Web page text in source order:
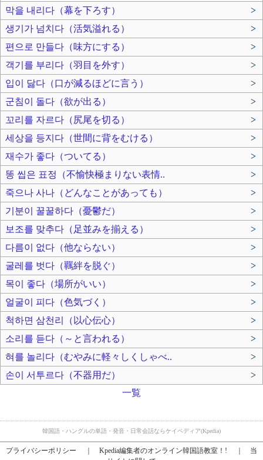
막을 내리다（幕を下ろす）
>
생기가 넘치다（活気溢れる）
>
편으로 만들다（味方にする）
>
객기를 부리다（羽目を外す）
>
입이 닳다（口が減るほどに言う）
>
군침이 돌다（欲が出る）
>
꼬리를 자르다（尻尾を切る）
>
세상을 등지다（世間に背をむける）
>
재수가 좋다（ついてる）
>
똥 씹은 표정（不愉快極まりない表情..
>
죽으나 사나（どんなことがあっても）
>
기분이 꿀꿀하다（憂鬱だ）
>
보조를 맞추다（足並みを揃える）
>
다름이 없다（他ならない）
>
굴레를 벗다（羈絆を脱ぐ）
>
목이 좋다（場所がいい）
>
얼굴이 피다（色気づく）
>
척하면 삼천리（以心伝心）
>
소리를 듣다（～と言われる）
>
혀를 놀리다（むやみに軽々しくしゃべ..
>
손이 서투르다（不器用だ）
>
一覧
韓国語・ハングルの単語・発音・日常会話ならケイペディア(Kpedia)
プライバシーポリシー Kpedia編集者のオンライン韓国語教室！!
当